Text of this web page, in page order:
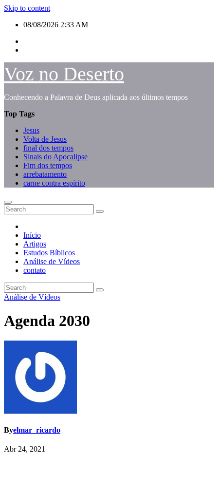
Skip to content
08/08/2026 2:33 AM
Voz no Deserto
Conhecendo a Palavra de Deus aplicada aos últimos tempos
Top Tags
Jesus
Volta de Jesus
final dos tempos
Sinais do Apocalipse
Fim dos tempos
arrebatamento
carne contra espírito
Início
Artigos
Estudos Bíblicos
Análise de Vídeos
contato
Análise de Vídeos
Agenda 2030
Byelmar_ricardo
Abr 24, 2021